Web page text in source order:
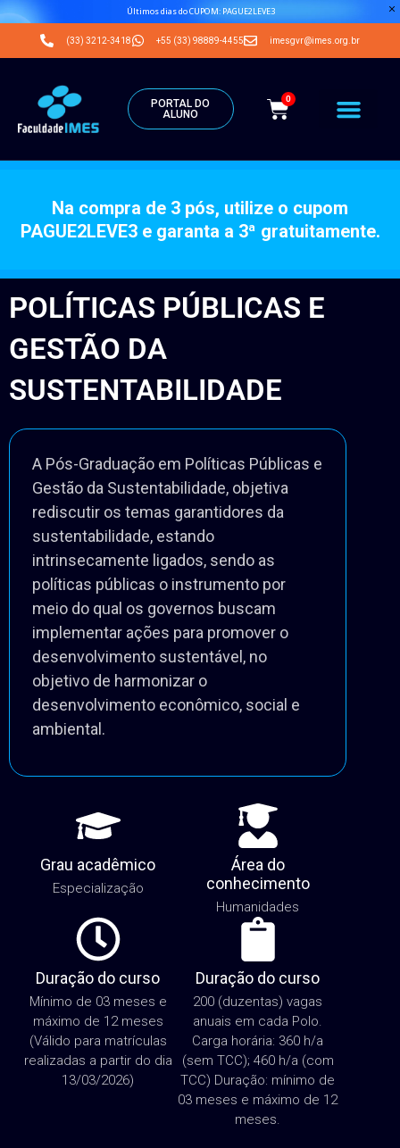
Últimos dias do CUPOM: PAGUE2LEVE3
(33) 3212-3418 +55 (33) 98889-4455 imesgvr@imes.org.br
PORTAL DO
ALUNO
0
Na compra de 3 pós, utilize o cupom
PAGUE2LEVE3 e garanta a 3ª gratuitamente.
POLÍTICAS PÚBLICAS E
GESTÃO DA
SUSTENTABILIDADE
A Pós-Graduação em Políticas Públicas e
Gestão da Sustentabilidade, objetiva
rediscutir os temas garantidores da
sustentabilidade, estando
intrinsecamente ligados, sendo as
políticas públicas o instrumento por
meio do qual os governos buscam
implementar ações para promover o
desenvolvimento sustentável, no
objetivo de harmonizar o
desenvolvimento econômico, social e
ambiental.
Grau acadêmico
Especialização
Área do
conhecimento
Humanidades
Duração do curso
Mínimo de 03 meses e
máximo de 12 meses
(Válido para matrículas
realizadas a partir do dia
13/03/2026)
Duração do curso
200 (duzentas) vagas
anuais em cada Polo.
Carga horária: 360 h/a
(sem TCC); 460 h/a (com
TCC) Duração: mínimo de
03 meses e máximo de 12
meses.